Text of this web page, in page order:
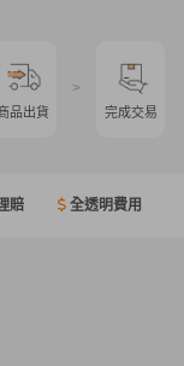
品出貨
>
完成交易
賠 全透明費用